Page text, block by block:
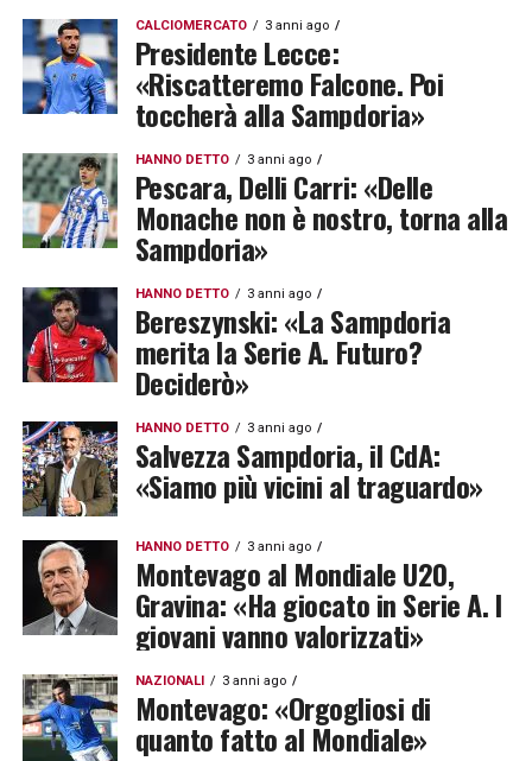
CALCIOMERCATO 3 anni ago
Presidente Lecce:
«Riscatteremo Falcone. Poi
toccherà alla Sampdoria»
HANNO DETTO 3 anni ago
Pescara, Delli Carri: «Delle
Monache non è nostro, torna alla
Sampdoria»
HANNO DETTO 3 anni ago
Bereszynski: «La Sampdoria
merita la Serie A. Futuro?
Deciderò»
HANNO DETTO 3 anni ago
Salvezza Sampdoria, il CdA:
«Siamo più vicini al traguardo»
HANNO DETTO 3 anni ago
Montevago al Mondiale U20,
Gravina: «Ha giocato in Serie A. I
giovani vanno valorizzati»
NAZIONALI 3 anni ago
Montevago: «Orgogliosi di
quanto fatto al Mondiale»